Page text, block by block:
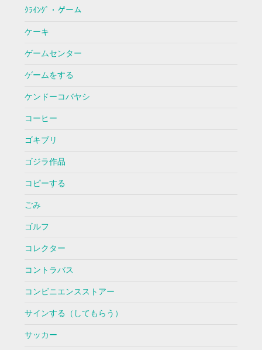
ｸﾗｲﾝｸﾞ・ゲーム
ケーキ
ゲームセンター
ゲームをする
ケンドーコバヤシ
コーヒー
ゴキブリ
ゴジラ作品
コピーする
ごみ
ゴルフ
コレクター
コントラバス
コンビニエンスストアー
サインする（してもらう）
サッカー